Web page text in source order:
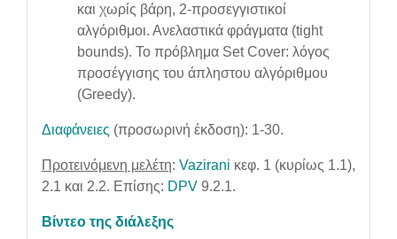
και χωρίς βάρη, 2-προσεγγιστικοί
αλγόριθμοι. Ανελαστικά φράγματα (tight
bounds). Το πρόβλημα Set Cover: λόγος
προσέγγισης του άπληστου αλγόριθμου
(Greedy).
Διαφάνειες (προσωρινή έκδοση): 1-30.
Προτεινόμενη μελέτη: Vazirani κεφ. 1 (κυρίως 1.1),
2.1 και 2.2. Επίσης: DPV 9.2.1.
Bίντεο της διάλεξης